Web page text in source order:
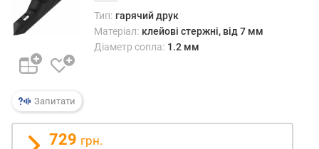
с
о
л
а
м
м
)
Запитати
Тип: гарячий друк
Матеріал: клейові стержні, від 7 мм
Діаметр сопла: 1.2 мм
729 грн.